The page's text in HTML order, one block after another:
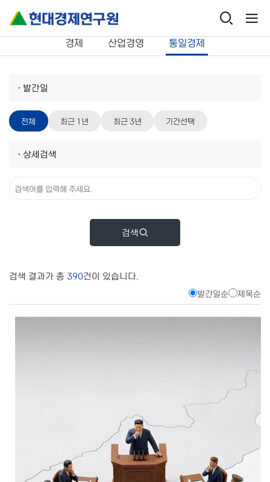
연구보고서
경제 산업경영 통일경제
· 발간일
전체 최근 1년 최근 3년 기간선택
· 상세검색
검색
검색 결과가 총 390건이 있습니다.
발간일순 제목순